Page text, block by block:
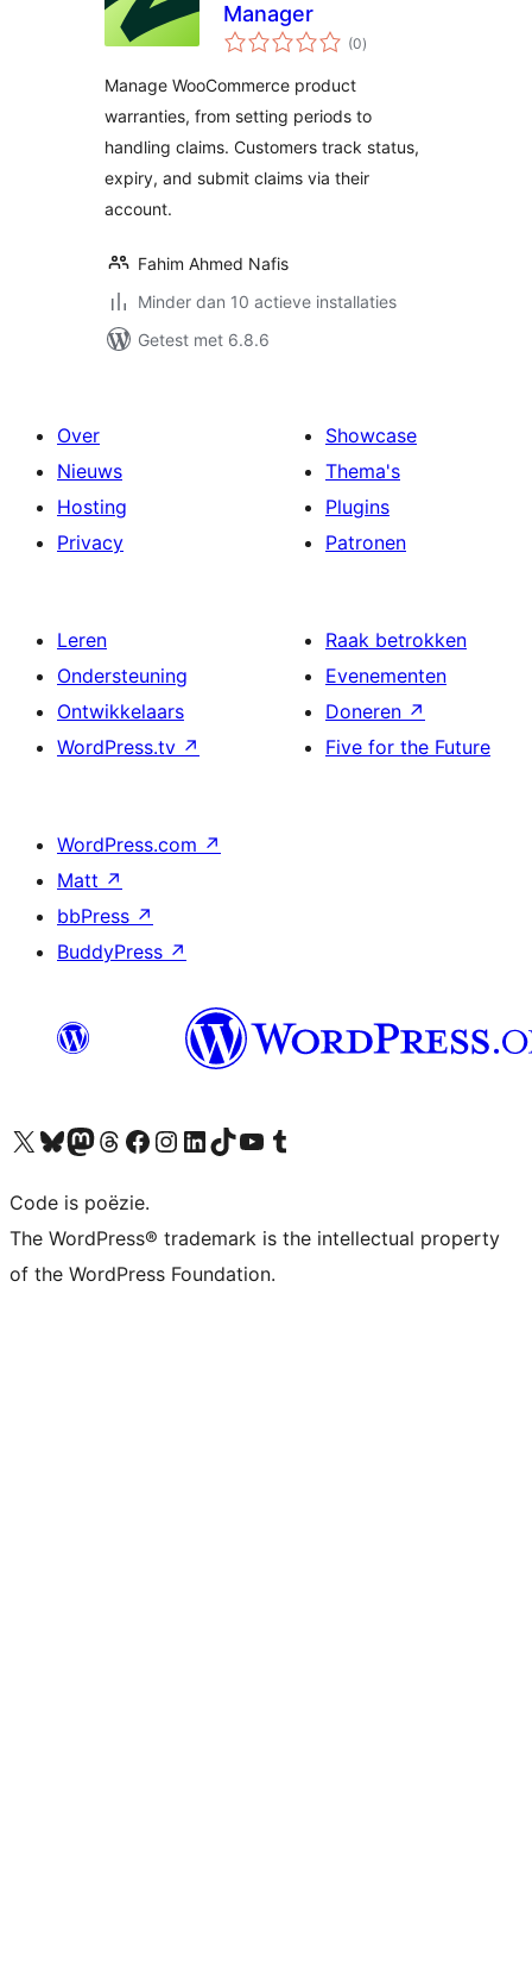
Manager
(0totaal
waarderingen
)
Manage WooCommerce product
warranties, from setting periods to
handling claims. Customers track status,
expiry, and submit claims via their
account.
Fahim Ahmed Nafis
Minder dan 10 actieve installaties
Getest met 6.8.6
Over
Nieuws
Hosting
Privacy
Showcase
Thema's
Plugins
Patronen
Leren
Ondersteuning
Ontwikkelaars
WordPress.tv ↗
Raak betrokken
Evenementen
Doneren ↗
Five for the Future
WordPress.com ↗
Matt ↗
bbPress ↗
BuddyPress ↗
Bezoek ons X (voorheen Twitter) account
Bezoek ons Bluesky account
Bezoek ons Mastodon account
Bezoek ons Threads account
Onze Facebook pagina bezoeken
Bezoek ons Instagram account
Bezoek ons LinkedIn account
Bezoek ons TikTok account
Bezoek ons YouTube kanaalBezoek ons Tumblr account
Code is poëzie.
The WordPress® trademark is the intellectual property
of the WordPress Foundation.